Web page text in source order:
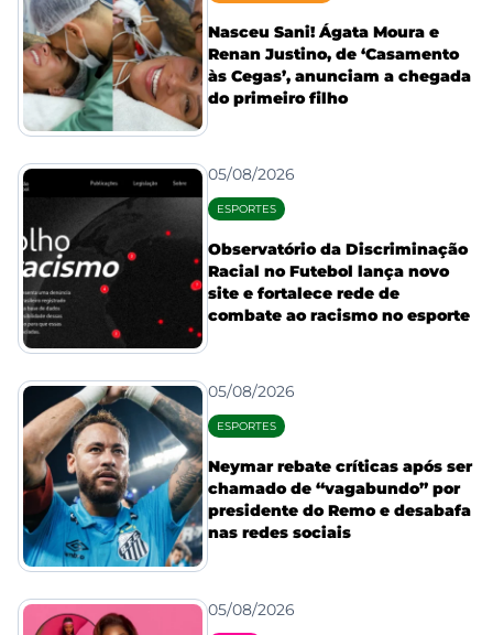
Nasceu Sani! Ágata Moura e
Renan Justino, de ‘Casamento
às Cegas’, anunciam a chegada
do primeiro filho
05/08/2026
ESPORTES
Observatório da Discriminação
Racial no Futebol lança novo
site e fortalece rede de
combate ao racismo no esporte
05/08/2026
ESPORTES
Neymar rebate críticas após ser
chamado de “vagabundo” por
presidente do Remo e desabafa
nas redes sociais
05/08/2026